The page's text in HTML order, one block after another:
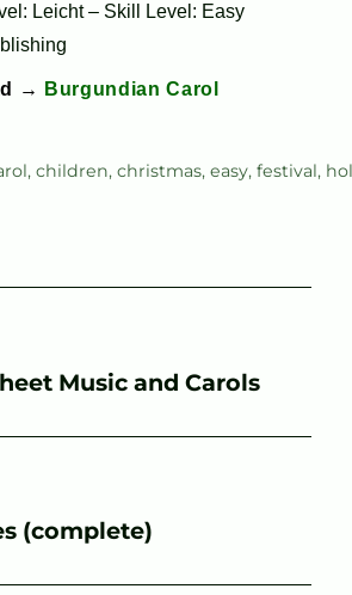
Leicht – Skill Level: Easy
→ Burgundian Carol
,children,christmas,easy,festival,
Music and Carols
(complete)